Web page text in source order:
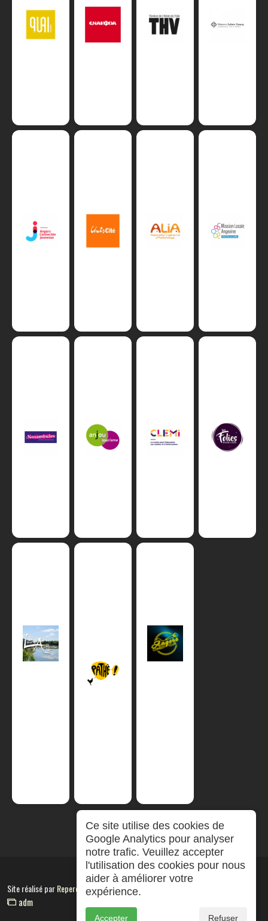
Site réalisé parRepereCom
adm
Ce site utilise des cookies de
Google Analytics pour analyser
notre trafic. Veuillez accepter
l'utilisation des cookies pour nous
aider à améliorer votre
expérience.
Accepter Refuser